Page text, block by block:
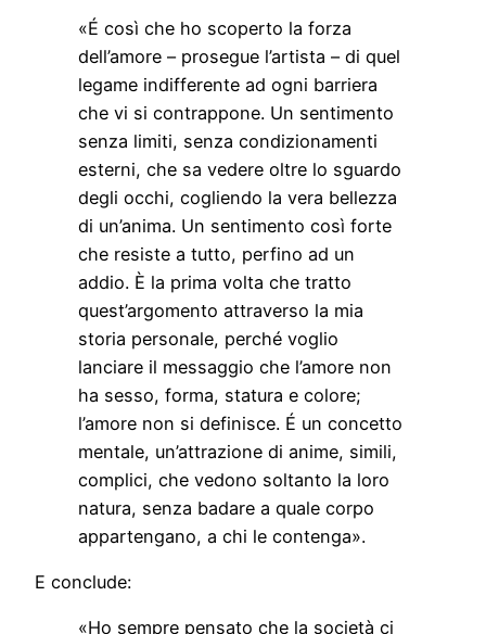
«É così che ho scoperto la forza
dell’amore – prosegue l’artista – di quel
legame indifferente ad ogni barriera
che vi si contrappone. Un sentimento
senza limiti, senza condizionamenti
esterni, che sa vedere oltre lo sguardo
degli occhi, cogliendo la vera bellezza
di un’anima. Un sentimento così forte
che resiste a tutto, perfino ad un
addio. È la prima volta che tratto
quest’argomento attraverso la mia
storia personale, perché voglio
lanciare il messaggio che l’amore non
ha sesso, forma, statura e colore;
l’amore non si definisce. É un concetto
mentale, un’attrazione di anime, simili,
complici, che vedono soltanto la loro
natura, senza badare a quale corpo
appartengano, a chi le contenga».
E conclude:
«Ho sempre pensato che la società ci